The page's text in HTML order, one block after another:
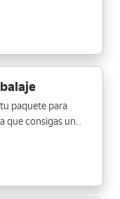
paquete para
que consigas un